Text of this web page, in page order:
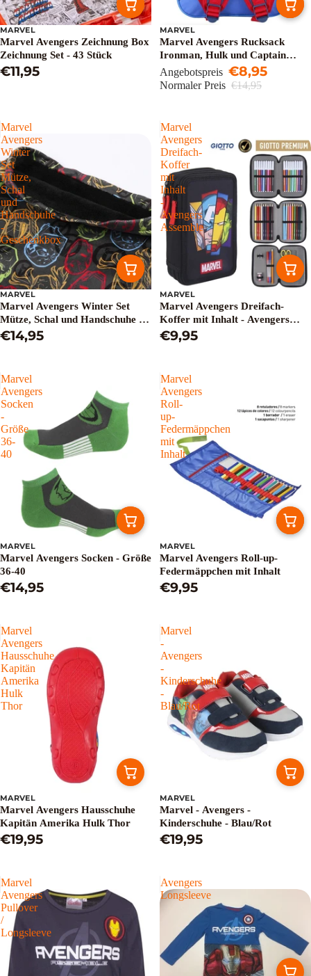
MARVEL
Marvel Avengers Zeichnung Box
Zeichnung Set - 43 Stück
€11,95
Ausverkauft
MARVEL
Marvel Avengers Rucksack
Ironman, Hulk und Captain
America - Höhe 31cm
Angebotspreis €8,95
Normaler Preis €14,95
Marvel
Avengers
Winter
Set
Mütze,
Schal
und
Handschuhe
-
Geschenkbox
MARVEL
Marvel Avengers Winter Set
Mütze, Schal und Handschuhe -
Geschenkbox
€14,95
Marvel
Avengers
Dreifach-
Koffer
mit
Inhalt
-
Avengers
Assemble
MARVEL
Marvel Avengers Dreifach-
Koffer mit Inhalt - Avengers
Assemble
€9,95
Marvel
Avengers
Socken
-
Größe
36-
40
MARVEL
Marvel Avengers Socken - Größe
36-40
€14,95
Marvel
Avengers
Roll-
up-
Federmäppchen
mit
Inhalt
MARVEL
Marvel Avengers Roll-up-
Federmäppchen mit Inhalt
€9,95
Marvel
Avengers
Hausschuhe
Kapitän
Amerika
Hulk
Thor
MARVEL
Marvel Avengers Hausschuhe
Kapitän Amerika Hulk Thor
€19,95
Marvel
-
Avengers
-
Kinderschuhe
-
Blau/Rot
MARVEL
Marvel - Avengers -
Kinderschuhe - Blau/Rot
€19,95
Marvel
Avengers
Pullover
/
Longsleeve
Avengers
Longsleeve